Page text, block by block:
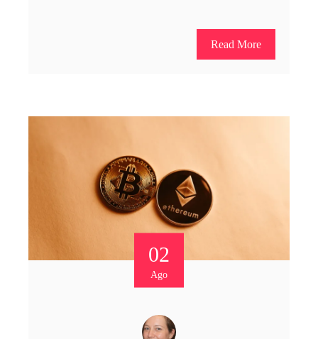
Read More
02
Ago